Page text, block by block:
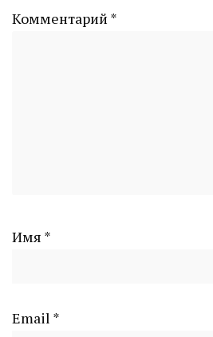
Комментарий *
Имя *
Email *